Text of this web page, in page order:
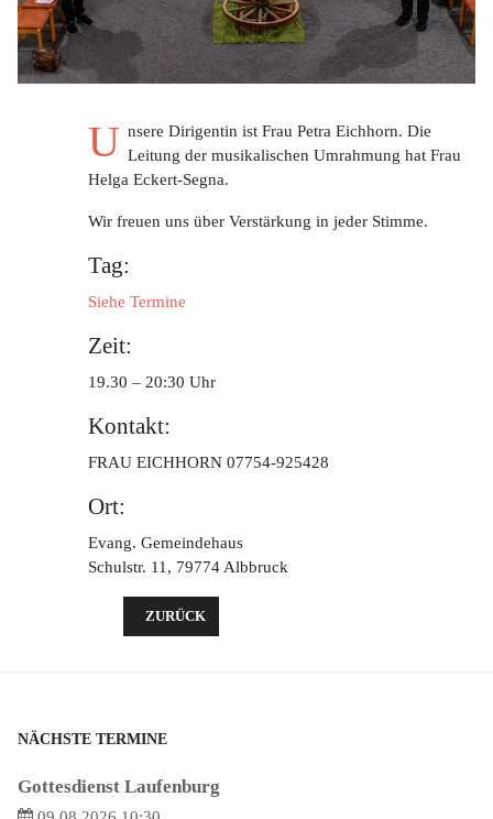
U nsere Dirigentin ist Frau Petra Eichhorn. Die
Leitung der musikalischen Umrahmung hat Frau
Helga Eckert-Segna.
Wir freuen uns über Verstärkung in jeder Stimme.
Tag:
Siehe Termine
Zeit:
19.30 – 20:30 Uhr
Kontakt:
FRAU EICHHORN 07754-925428
Ort:
Evang. Gemeindehaus
Schulstr. 11, 79774 Albbruck
VORHERIGER BEITRAG: DIE JUNGSCHARGRUPPE
ZURÜCK
NÄCHSTE TERMINE
Gottesdienst Laufenburg